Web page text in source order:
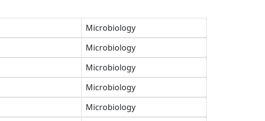
Microbiology
Microbiology
Microbiology
Microbiology
Microbiology